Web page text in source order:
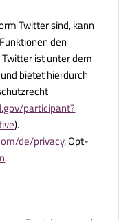
Twitter sind, kann
den
ist unter dem
bietet hierdurch
participant?
).
de/privacy, Opt-
.